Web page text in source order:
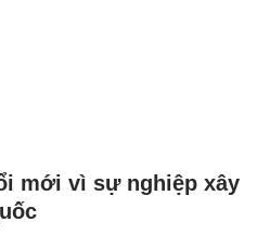
mới vì sự nghiệp xây